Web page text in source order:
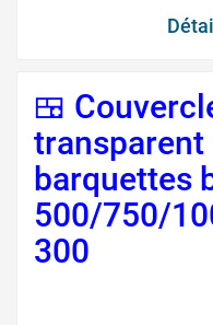
🍱
barquettes
500/750/
300